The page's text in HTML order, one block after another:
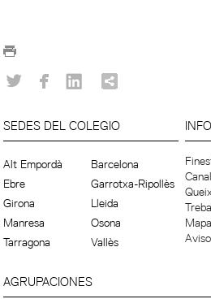
SEDES DEL COLEGIO
Alt Empordà
Barcelona
Ebre
Garrotxa-Ripollès
Girona
Lleida
Manresa
Osona
Tarragona
Vallès
AGRUPACIONES